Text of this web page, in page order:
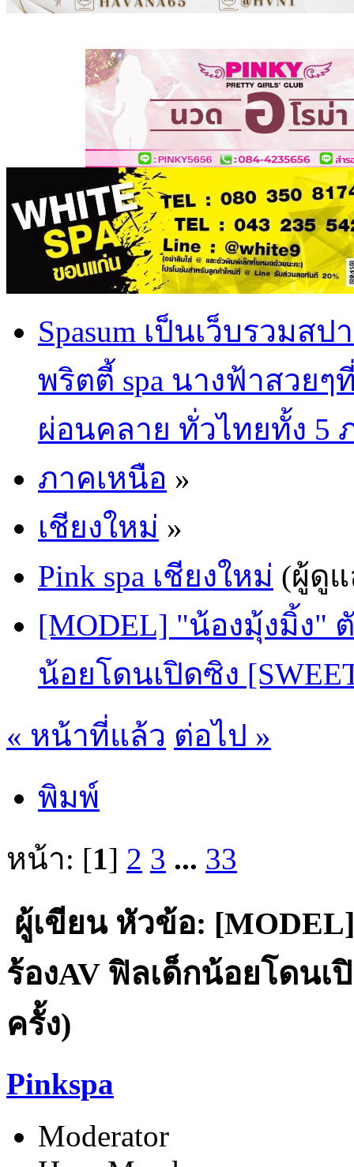
Spasum เป็นเว็บรวม
พริตตี้ spa นางฟ้าสวย
ผ่อนคลาย ทั่วไทยทั้ง 5
ภาคเหนือ »
เชียงใหม่ »
Pink spa เชียงใหม่ (ผู้ดู
[MODEL] "น้องมุ้งมิ้ง"
น้อยโดนเปิดซิง
« หน้าที่แล้ว ต่อไป »
พิมพ์
หน้า: [1] 2 3 ... 33
ผู้เขียนหัวข้อ:
ร้องAV ฟิลเด็กน้อยโดนเ
ครั้ง)
Pinkspa
Moderator